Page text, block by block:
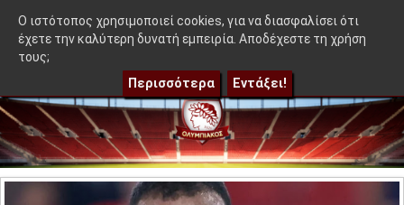
≡ OlympEidisis |
δεν βγήκε στον Μεντιλίμπαρ - Ακόμα 50-50" | Η γκαντεμιά
O ιστότοπος χρησιμοποιεί cookies, για να διασφαλίσει ότι
έχετε την καλύτερη δυνατή εμπειρία. Αποδέχεστε τη χρήση
τους;
Περισσότερα Εντάξει!